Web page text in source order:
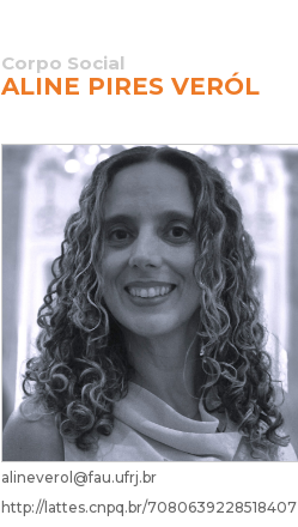
Corpo Social
ALINE PIRES VERÓL
alineverol@fau.ufrj.br
http://lattes.cnpq.br/7080639228518407